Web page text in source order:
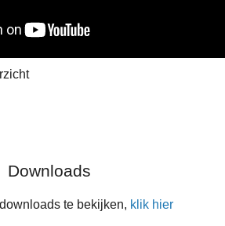
Downloads
te bekijken, klik hier